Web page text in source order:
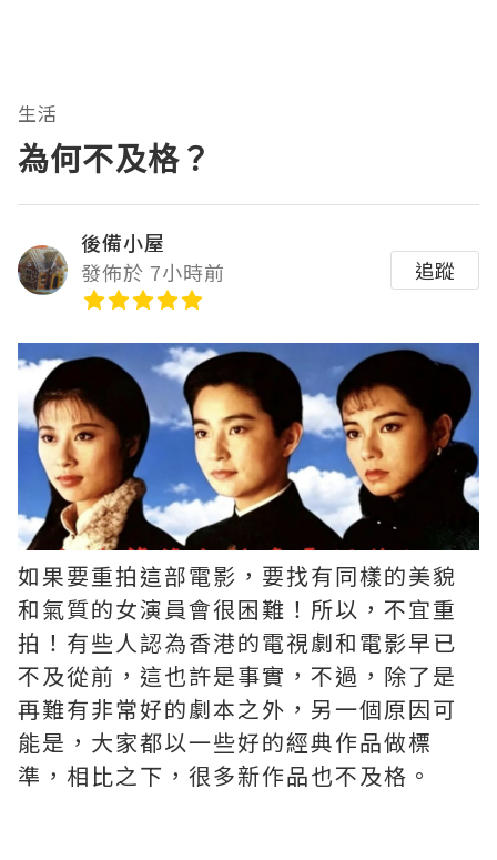
生活
為何不及格？
後備小屋
發佈於 7小時前
追蹤
如果要重拍這部電影，要找有同樣的美貌
和氣質的女演員會很困難！所以，不宜重
拍！有些人認為香港的電視劇和電影早已
不及從前，這也許是事實，不過，除了是
再難有非常好的劇本之外，另一個原因可
能是，大家都以一些好的經典作品做標
準，相比之下，很多新作品也不及格。 ​​​